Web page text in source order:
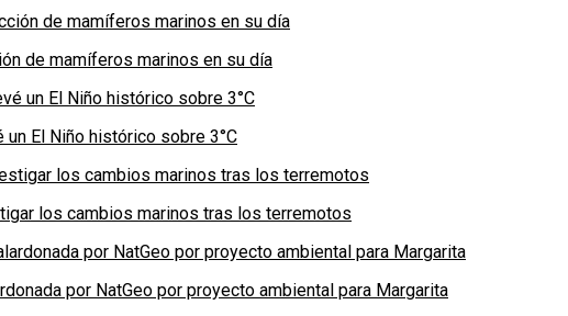
de mamíferos marinos en su día
El Niño histórico sobre 3°C
los cambios marinos tras los terremotos
por NatGeo por proyecto ambiental para Margarita